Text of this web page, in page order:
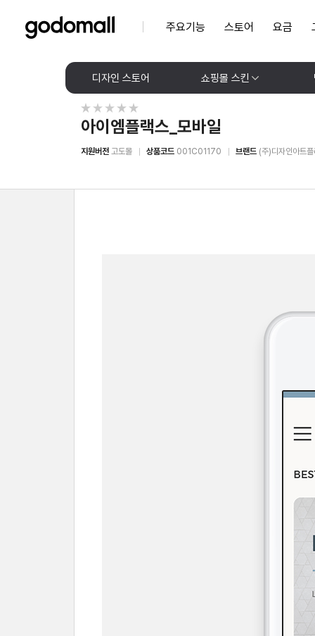
주요기능 스토어 요금
디자인 스토어 쇼핑몰 스킨
아이엠플랙스_모바일
지원버전 고도몰 상품코드 001C01170 브랜드 (주)디자인아트